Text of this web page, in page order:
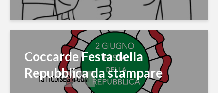
Coccarde Festa della
Repubblica da stampare